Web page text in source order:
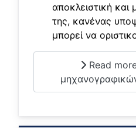
αποκλειστική
της, κανένας
μπορεί να
Read